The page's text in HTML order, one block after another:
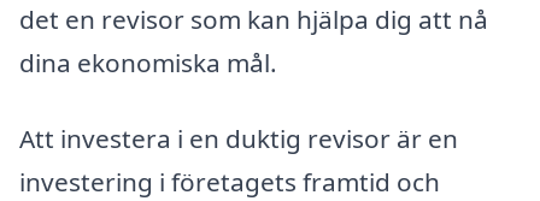
det en revisor som kan hjälpa dig att nå
dina ekonomiska mål.
Att investera i en duktig revisor är en
investering i företagets framtid och